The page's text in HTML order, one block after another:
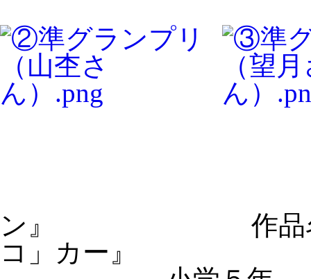
ン 』
作品名
コ」カー 』